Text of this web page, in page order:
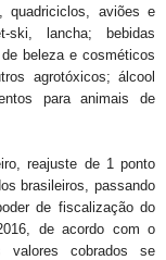
quadriciclos, aviões e
ski, lancha; bebidas
beleza e cosméticos
agrotóxicos; álcool
para animais de
reajuste de 1 ponto
brasileiros, passando
de fiscalização do
de acordo com o
cobrados se